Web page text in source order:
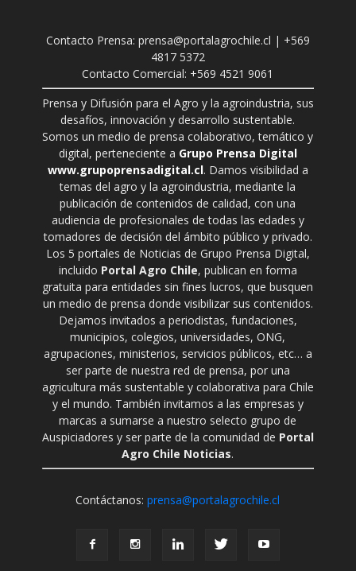
Contacto Prensa: prensa@portalagrochile.cl | +569
4817 5372
Contacto Comercial: +569 4521 9061
Prensa y Difusión para el Agro y la agroindustria, sus
desafíos, innovación y desarrollo sustentable.
Somos un medio de prensa colaborativo, temático y
digital, perteneciente a Grupo Prensa Digital
www.grupoprensadigital.cl. Damos visibilidad a
temas del agro y la agroindustria, mediante la
publicación de contenidos de calidad, con una
audiencia de profesionales de todas las edades y
tomadores de decisión del ámbito público y privado.
Los 5 portales de Noticias de Grupo Prensa Digital,
incluido Portal Agro Chile, publican en forma
gratuita para entidades sin fines lucros, que busquen
un medio de prensa donde visibilizar sus contenidos.
Dejamos invitados a periodistas, fundaciones,
municipios, colegios, universidades, ONG,
agrupaciones, ministerios, servicios públicos, etc… a
ser parte de nuestra red de prensa, por una
agricultura más sustentable y colaborativa para Chile
y el mundo. También invitamos a las empresas y
marcas a sumarse a nuestro selecto grupo de
Auspiciadores y ser parte de la comunidad de Portal
Agro Chile Noticias.
Contáctanos:prensa@portalagrochile.cl